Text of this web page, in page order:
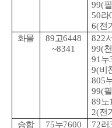
99(
50라
6(전
화물 89고6448
~8341
822
99(
91 누
9(비
805
99(
89노
2(전
승합 75누7600
72러